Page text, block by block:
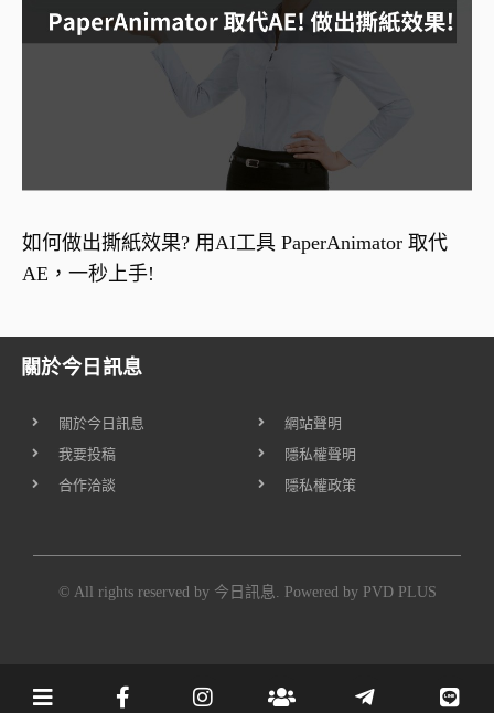
如何做出撕紙效果? 用AI工具 PaperAnimator 取代
AE，一秒上手!
關於今日訊息
關於今日訊息
我要投稿
合作洽談
網站聲明
隱私權聲明
隱私權政策
© All rights reserved by 今日訊息. Powered by PVD PLUS